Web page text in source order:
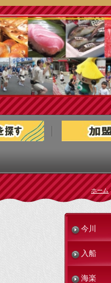
ホーム
今川
入船
海楽